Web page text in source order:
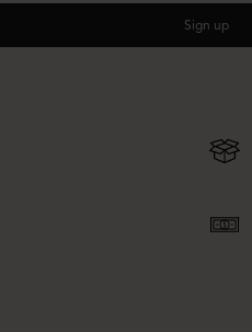
Sign up